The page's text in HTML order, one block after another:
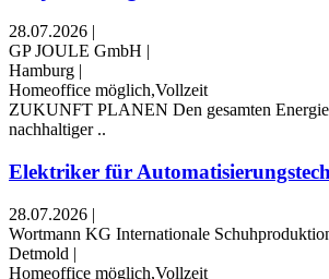
28.07.2026
GP JOULE GmbH
Hamburg
Homeoffice möglich,Vollzeit
ZUKUNFT PLANEN Den gesamten
nachhaltiger ..
Elektriker für
28.07.2026 |
Wortmann KG Internationale
Detmold |
Homeoffice möglich,Vollzeit